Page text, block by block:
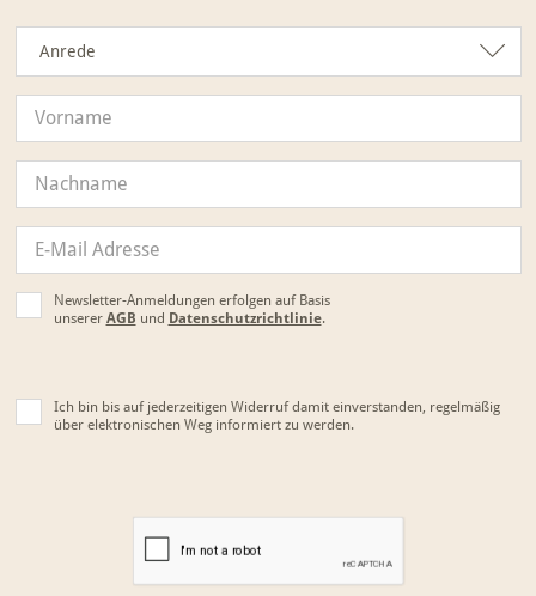
Anrede
Newsletter-Anmeldungen erfolgen auf Basis
unserer AGB und Datenschutzrichtlinie.
Ich bin bis auf jederzeitigen Widerruf damit einverstanden, regelmäßig
über elektronischen Weg informiert zu werden.